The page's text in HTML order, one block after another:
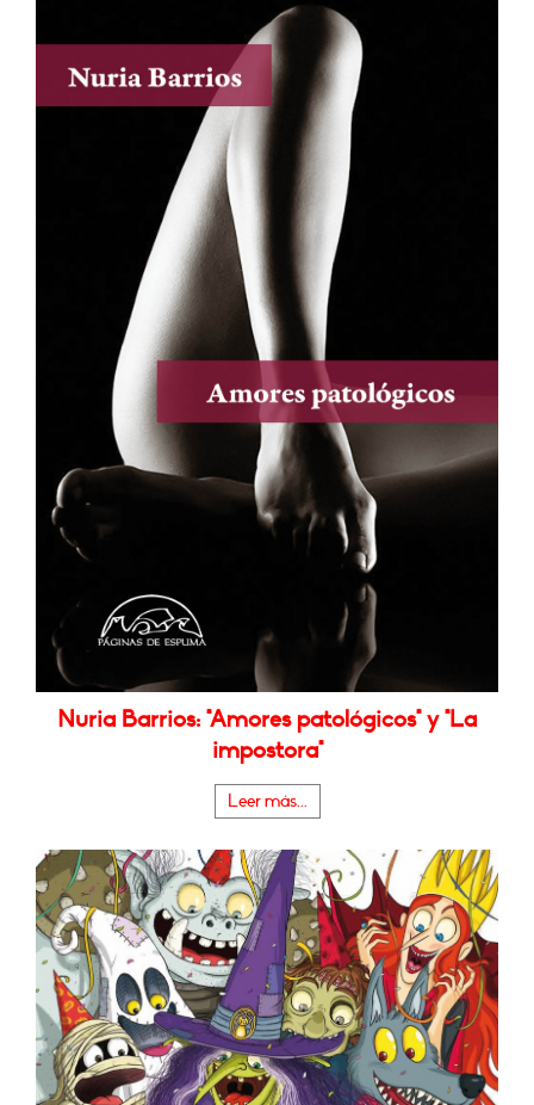
Nuria Barrios: "Amores patológicos" y "La
impostora"
Leer más...